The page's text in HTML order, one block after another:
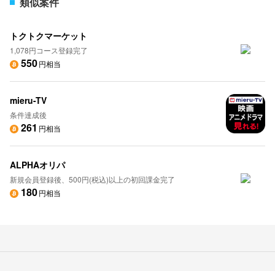
トクトクマーケット
1,078円コース登録完了
550円相当
mieru-TV
条件達成後
261 円相当
ALPHAオリパ
新規会員登録後、500円(税込)以上の初回課金完了
180円相当